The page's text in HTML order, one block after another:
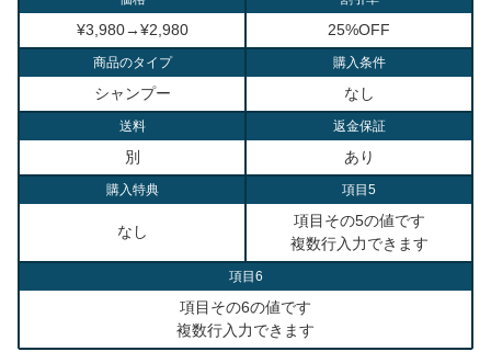
¥3,980→ ¥2,980 25%OFF
商品のタイプ
シャンプー
購入条件
なし
送料
別
返金保証
あり
購入特典
なし
項目5
項目その5の値です
複数行入力できます
項目6
項目その6の値です
複数行入力できます